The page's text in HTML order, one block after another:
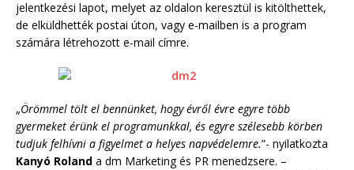
jelentkezési lapot, melyet az oldalon keresztül is kitölthettek,
de elküldhették postai úton, vagy e-mailben is a program
számára létrehozott e-mail címre.
„Örömmel tölt el bennünket, hogy évről évre egyre több
gyermeket érünk el programunkkal, és egyre szélesebb körben
tudjuk felhívni a figyelmet a helyes napvédelemre.”- nyilatkozta
Kanyó Roland a dm Marketing és PR menedzsere. –